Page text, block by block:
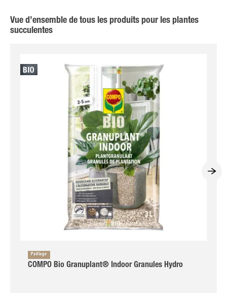
Vue d’ensemble de tous les produits pour les plantes
succulentes
Paillage
COMPO Bio Granuplant® Indoor Granules Hydro